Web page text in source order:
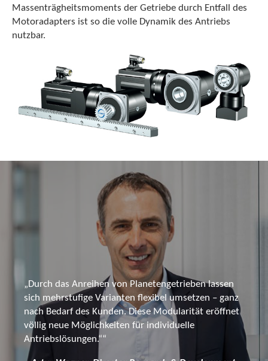
Massenträgheitsmoments der Getriebe durch Entfall des
Motoradapters ist so die volle Dynamik des Antriebs
nutzbar.
„Durch das Anreihen von Planetengetrieben lassen
sich mehrstufige Varianten flexibel umsetzen – ganz
nach Bedarf des Kunden. Diese Modularität eröffnet
völlig neue Möglichkeiten für individuelle
Antriebslösungen.““